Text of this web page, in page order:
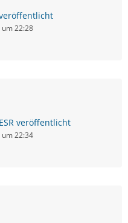
22:28
veröffentlicht
22:34